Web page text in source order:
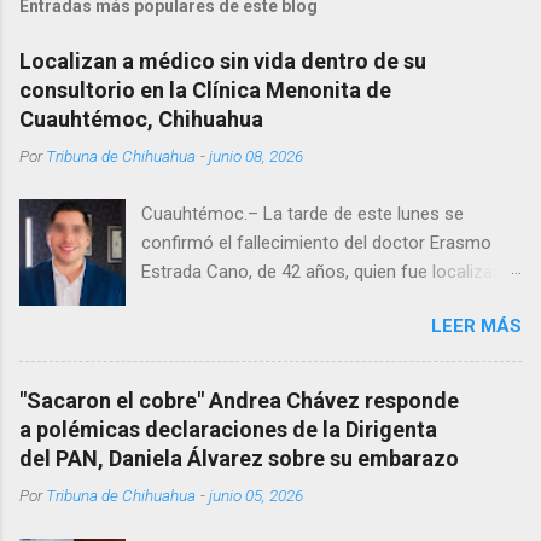
Entradas más populares de este blog
Localizan a médico sin vida dentro de su
consultorio en la Clínica Menonita de
Cuauhtémoc, Chihuahua
PorTribuna de Chihuahua -junio 08, 2026
Cuauhtémoc.– La tarde de este lunes se
confirmó el fallecimiento del doctor Erasmo
Estrada Cano, de 42 años, quien fue localizado
Menonita, ubicada en el kilómetro 10 del
Corredor Comercial. Según reportes el médico
se habría quitado la vida mientras permanecía
encerrado en el consultorio, por lo que
autoridades tuvieron que derribar la puerta,
Estrada, quien se desempeñó como presidente
LEER MÁS
"Sacaron el cobre" Andrea Chávez responde
a polémicas declaraciones de la Dirigenta
del PAN, Daniela Álvarez sobre su embarazo
PorTribuna de Chihuahua -junio 05, 2026